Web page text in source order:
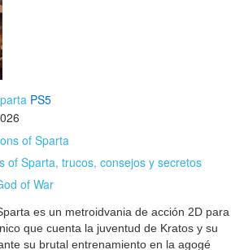
PS5
of Sparta
of Sparta, trucos, consejos y secretos
of War
es un metroidvania de acción 2D para
que cuenta la juventud de Kratos y su
su brutal entrenamiento en la agogé